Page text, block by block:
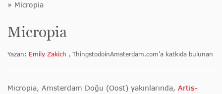
» Micropia
Micropia
Yazan: Emily Zakich , ThingstodoinAmsterdam.com'a katkıda bulunan
Micropia, Amsterdam Doğu (Oost) yakınlarında, Artis-